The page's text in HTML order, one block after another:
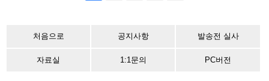
처음으로 공지사항 발송전 실사
자료실 1:1문의 PC버전